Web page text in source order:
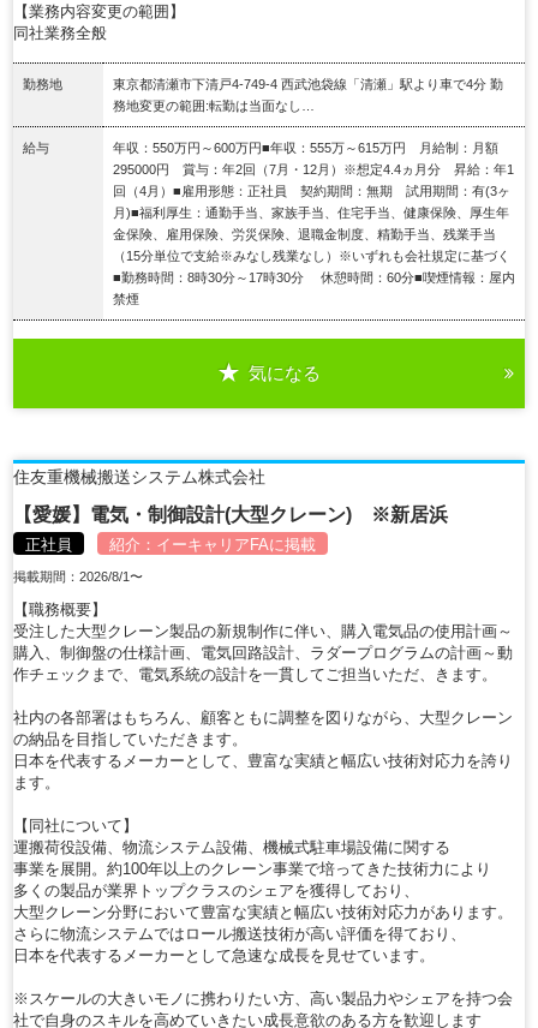
【業務内容変更の範囲】
同社業務全般
勤務地
東京都清瀬市下清戸4-749-4 西武池袋線「清瀬」駅より車で4分 勤
務地変更の範囲:転勤は当面なし…
給与
年収：550万円～600万円■年収：555万～615万円 月給制：月額
295000円 賞与：年2回（7月・12月）※想定4.4ヵ月分 昇給：年1
回（4月）■雇用形態：正社員 契約期間：無期 試用期間：有(3ヶ
月)■福利厚生：通勤手当、家族手当、住宅手当、健康保険、厚生年
金保険、雇用保険、労災保険、退職金制度、精勤手当、残業手当
（15分単位で支給※みなし残業なし）※いずれも会社規定に基づく
■勤務時間：8時30分～17時30分 休憩時間：60分■喫煙情報：屋内
禁煙
気になる
住友重機械搬送システム株式会社
【愛媛】電気・制御設計(大型クレーン) ※新居浜
正社員 紹介： イーキャリアFAに掲載
掲載期間：2026/8/1〜
【職務概要】
受注した大型クレーン製品の新規制作に伴い、購入電気品の使用計画～
購入、制御盤の仕様計画、電気回路設計、ラダープログラムの計画～動
作チェックまで、電気系統の設計を一貫してご担当いただ、きます。
社内の各部署はもちろん、顧客ともに調整を図りながら、大型クレーン
の納品を目指していただきます。
日本を代表するメーカーとして、豊富な実績と幅広い技術対応力を誇り
ます。
【同社について】
運搬荷役設備、物流システム設備、機械式駐車場設備に関する
事業を展開。約100年以上のクレーン事業で培ってきた技術力により
多くの製品が業界トップクラスのシェアを獲得しており、
大型クレーン分野において豊富な実績と幅広い技術対応力があります。
さらに物流システムではロール搬送技術が高い評価を得ており、
日本を代表するメーカーとして急速な成長を見せています。
※スケールの大きいモノに携わりたい方、高い製品力やシェアを持つ会
社で自身のスキルを高めていきたい成長意欲のある方を歓迎します